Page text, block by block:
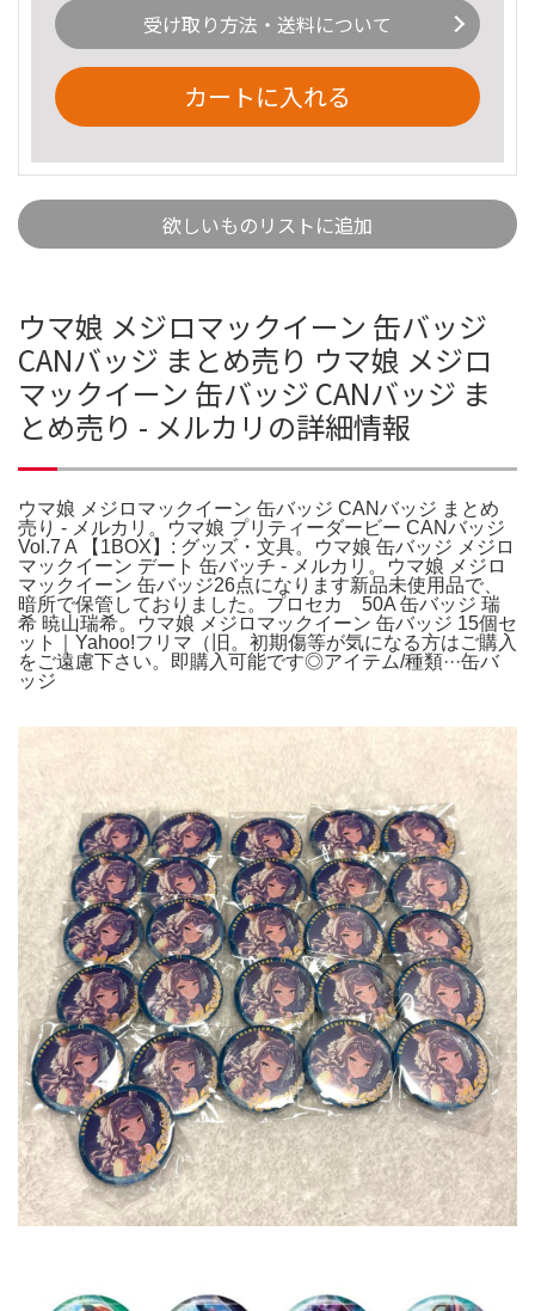
受け取り方法・送料について
カートに入れる
欲しいものリストに追加
ウマ娘 メジロマックイーン 缶バッジ
CANバッジ まとめ売り ウマ娘 メジロ
マックイーン 缶バッジ CANバッジ ま
とめ売り - メルカリの詳細情報
ウマ娘 メジロマックイーン 缶バッジ CANバッジ まとめ
売り - メルカリ。ウマ娘 プリティーダービー CANバッジ
Vol.7 A 【1BOX】: グッズ・文具。ウマ娘 缶バッジ メジロ
マックイーン デート 缶バッチ - メルカリ。ウマ娘 メジロ
マックイーン 缶バッジ26点になります新品未使用品で、
暗所で保管しておりました。プロセカ 50A 缶バッジ 瑞
希 暁山瑞希。ウマ娘 メジロマックイーン 缶バッジ 15個セ
ット｜Yahoo!フリマ（旧。初期傷等が気になる方はご購入
をご遠慮下さい。即購入可能です◎アイテム/種類···缶バ
ッジ